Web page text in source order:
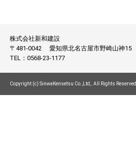
株式会社新和建設
〒481-0042
愛知県北名古屋市野崎山神15
TEL： 0568-23-1177
Copyright (c) SinwaKensetsu Co.,Ltd,. All Rights Reserved.